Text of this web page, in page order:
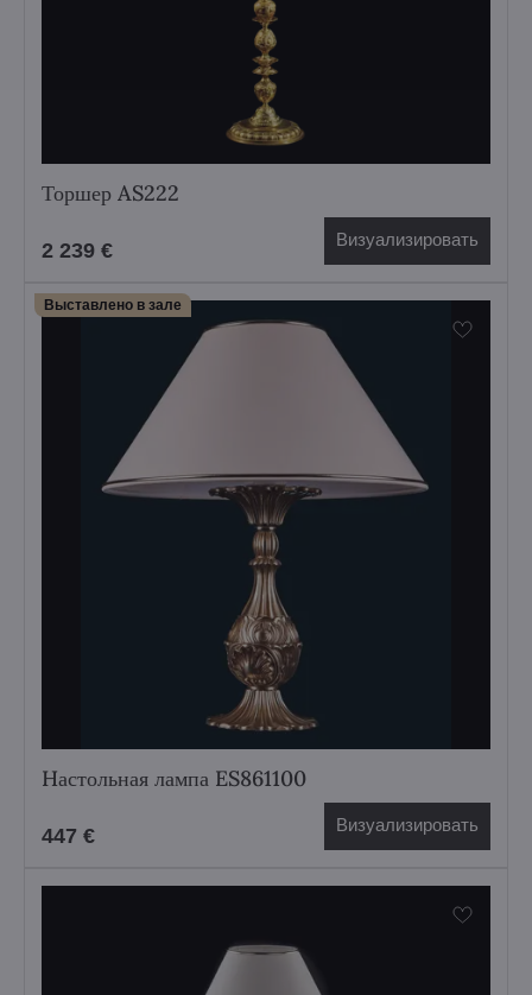
Торшер AS222
2 239 € Визуализировать
Выставлено в зале
Hастольная лампа ES861100
447 € Визуализировать